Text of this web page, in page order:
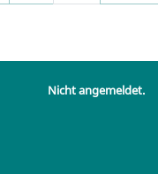
Nicht angemeldet.